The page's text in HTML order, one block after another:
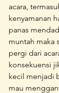
acara,
kenyamanan
panas
muntah maka
pergi dari
konsekuensi
kecil menjadi
mau